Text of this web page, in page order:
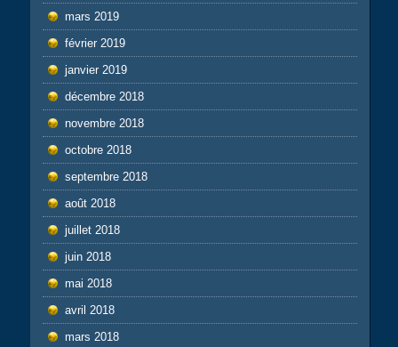
mars 2019
février 2019
janvier 2019
décembre 2018
novembre 2018
octobre 2018
septembre 2018
août 2018
juillet 2018
juin 2018
mai 2018
avril 2018
mars 2018